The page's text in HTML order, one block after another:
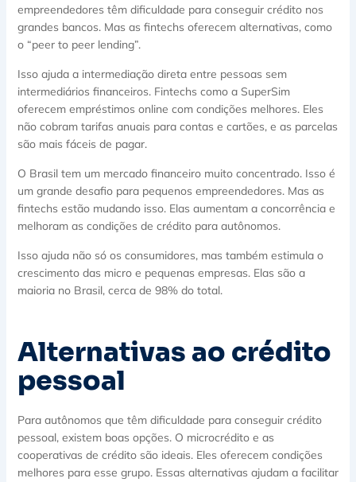
empreendedores têm dificuldade para conseguir crédito nos
grandes bancos. Mas as fintechs oferecem alternativas, como
o “peer to peer lending”.
Isso ajuda a intermediação direta entre pessoas sem
intermediários financeiros. Fintechs como a SuperSim
oferecem empréstimos online com condições melhores. Eles
não cobram tarifas anuais para contas e cartões, e as parcelas
são mais fáceis de pagar.
O Brasil tem um mercado financeiro muito concentrado. Isso é
um grande desafio para pequenos empreendedores. Mas as
fintechs estão mudando isso. Elas aumentam a concorrência e
melhoram as condições de crédito para autônomos.
Isso ajuda não só os consumidores, mas também estimula o
crescimento das micro e pequenas empresas. Elas são a
maioria no Brasil, cerca de 98% do total.
Alternativas ao crédito
pessoal
Para autônomos que têm dificuldade para conseguir crédito
pessoal, existem boas opções. O microcrédito e as
cooperativas de crédito são ideais. Eles oferecem condições
melhores para esse grupo. Essas alternativas ajudam a facilitar